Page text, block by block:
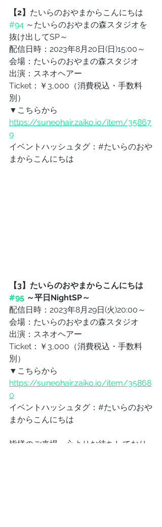
【2】 たいらのおやまからこんにちは
#94 ～たいらのおやまの森スタジオを
抜け出してSP～
配信日時：2023年8月20日(日)15:00～
会場：たいらのおやまの森スタジオ
出演：スネオヘアー
Ticket：￥3,000（消費税込・手数料
別）
▼こちらから
https://suneohair.zaiko.io/item/35867
9
イベントハッシュタグ：#たいらのおや
まからこんにちは
【3】たいらのおやまからこんにちは
#95 ～平日NightSP～
配信日時：2023年8月29日(火)20:00～
会場：たいらのおやまの森スタジオ
出演：スネオヘアー
Ticket：￥3,000（消費税込・手数料
別）
▼こちらから
https://suneohair.zaiko.io/item/35868
0
イベントハッシュタグ：#たいらのおや
まからこんにちは
皆様のご来場、心よりお待ちしており